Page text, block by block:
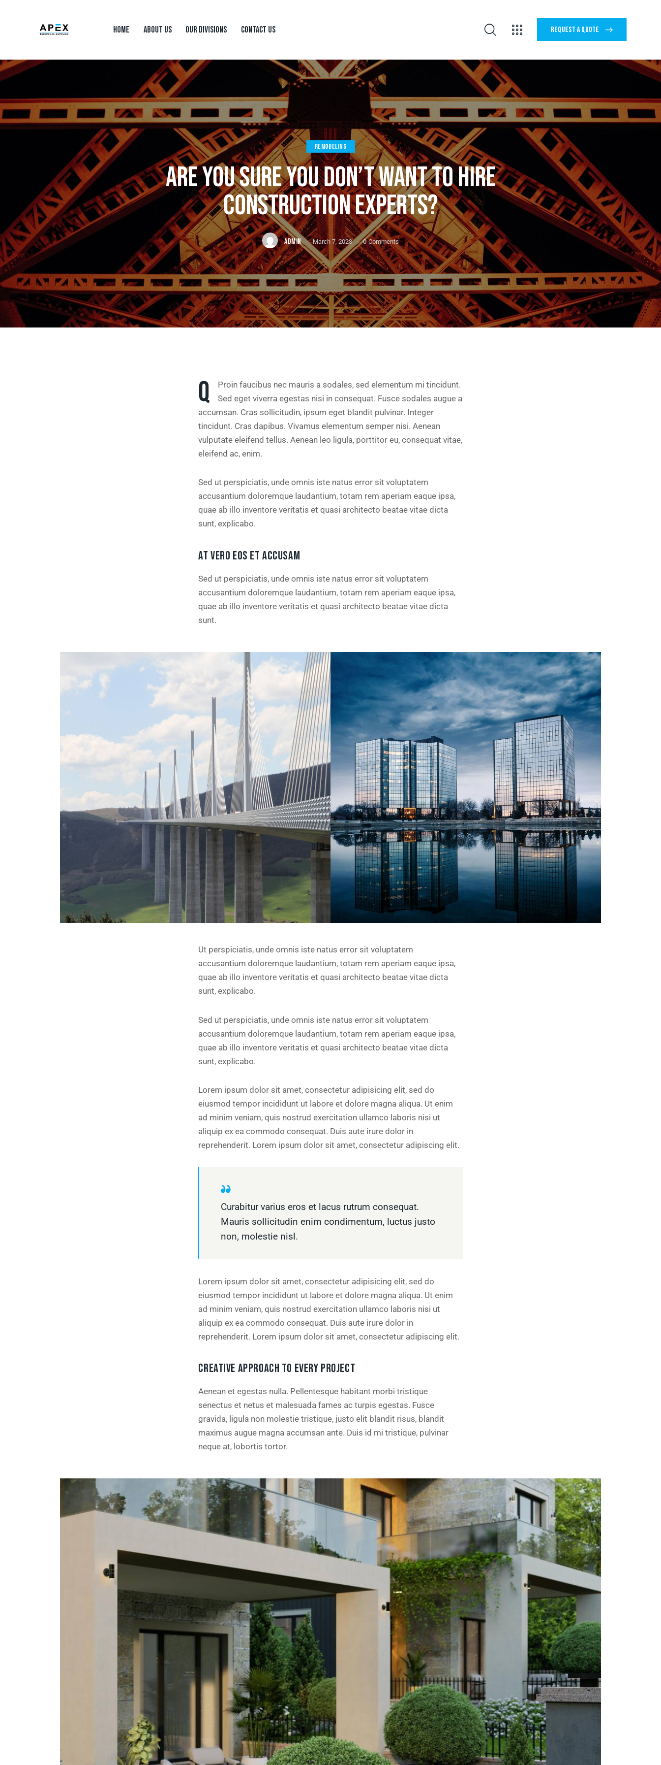
HOME ABOUT US OUR DIVISIONS CONTACT US REQUEST A QUOTE
OUR DIVISIONS
REMODELING
ARE YOU SURE YOU DON’T WANT TO HIRE
CONSTRUCTION EXPERTS?
ADMIN March 7, 2023 0 Comments
Q
Proin faucibus nec mauris a sodales, sed elementum mi tincidunt.
Sed eget viverra egestas nisi in consequat. Fusce sodales augue a
accumsan. Cras sollicitudin, ipsum eget blandit pulvinar. Integer
tincidunt. Cras dapibus. Vivamus elementum semper nisi. Aenean
vulputate eleifend tellus. Aenean leo ligula, porttitor eu, consequat vitae,
eleifend ac, enim.
Sed ut perspiciatis, unde omnis iste natus error sit voluptatem
accusantium doloremque laudantium, totam rem aperiam eaque ipsa,
quae ab illo inventore veritatis et quasi architecto beatae vitae dicta
sunt, explicabo.
AT VERO EOS ET ACCUSAM
Sed ut perspiciatis, unde omnis iste natus error sit voluptatem
accusantium doloremque laudantium, totam rem aperiam eaque ipsa,
quae ab illo inventore veritatis et quasi architecto beatae vitae dicta
sunt.
Ut perspiciatis, unde omnis iste natus error sit voluptatem
accusantium doloremque laudantium, totam rem aperiam eaque ipsa,
quae ab illo inventore veritatis et quasi architecto beatae vitae dicta
sunt, explicabo.
Sed ut perspiciatis, unde omnis iste natus error sit voluptatem
accusantium doloremque laudantium, totam rem aperiam eaque ipsa,
quae ab illo inventore veritatis et quasi architecto beatae vitae dicta
sunt, explicabo.
Lorem ipsum dolor sit amet, consectetur adipisicing elit, sed do
eiusmod tempor incididunt ut labore et dolore magna aliqua. Ut enim
ad minim veniam, quis nostrud exercitation ullamco laboris nisi ut
aliquip ex ea commodo consequat. Duis aute irure dolor in
reprehenderit. Lorem ipsum dolor sit amet, consectetur adipiscing elit.
Curabitur varius eros et lacus rutrum consequat.
Mauris sollicitudin enim condimentum, luctus justo
non, molestie nisl.
Lorem ipsum dolor sit amet, consectetur adipisicing elit, sed do
eiusmod tempor incididunt ut labore et dolore magna aliqua. Ut enim
ad minim veniam, quis nostrud exercitation ullamco laboris nisi ut
aliquip ex ea commodo consequat. Duis aute irure dolor in
reprehenderit. Lorem ipsum dolor sit amet, consectetur adipiscing elit.
CREATIVE APPROACH TO EVERY PROJECT
Aenean et egestas nulla. Pellentesque habitant morbi tristique
senectus et netus et malesuada fames ac turpis egestas. Fusce
gravida, ligula non molestie tristique, justo elit blandit risus, blandit
maximus augue magna accumsan ante. Duis id mi tristique, pulvinar
neque at, lobortis tortor.